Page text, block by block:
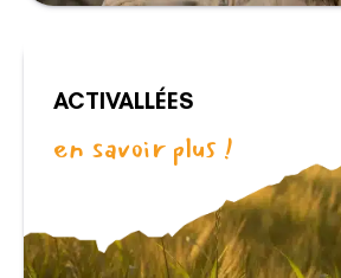
ACTIVALLÉES
en savoir plus !